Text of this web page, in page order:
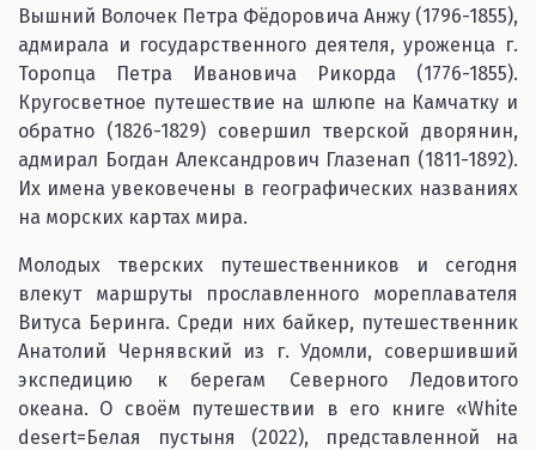
Вышний Волочек Петра Фёдоровича Анжу (1796-1855),
адмирала и государственного деятеля, уроженца г.
Торопца Петра Ивановича Рикорда (1776-1855).
Кругосветное путешествие на шлюпе на Камчатку и
обратно (1826-1829) совершил тверской дворянин,
адмирал Богдан Александрович Глазенап (1811-1892).
Их имена увековечены в географических названиях
на морских картах мира.
Молодых тверских путешественников и сегодня
влекут маршруты прославленного мореплавателя
Витуса Беринга. Среди них байкер, путешественник
Анатолий Чернявский из г. Удомли, совершивший
экспедицию к берегам Северного Ледовитого
океана. О своём путешествии в его книге «White
desert=Белая пустыня (2022), представленной на